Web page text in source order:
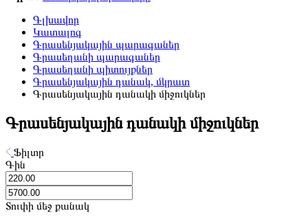
Գլխավոր
Կատալոգ
Գրասենյակային պարագաներ
Գրասեղանի պարագաներ
Գրասեղանի պիտույքներ
Գրասենյակային դանակ, մկրատ
Գրասենյակային դանակի միջուկներ
Գրասենյակային դանակի միջուկներ
Ֆիլտր
Գին
Տուփի մեջ քանակ